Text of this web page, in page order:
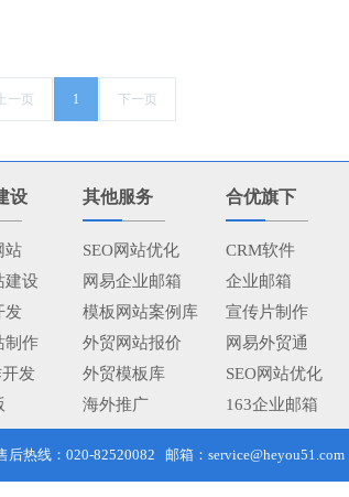
上一页 1 下一页
设
站
建设
发
制作
开发
其他服务
SEO网站优化
网易企业邮箱
模板网站案例库
外贸网站报价
外贸模板库
海外推广
合优旗下
CRM软件
企业邮箱
宣传片制作
网易外贸通
SEO网站优化
163企业邮箱
热线：020-82520082 邮箱：service@heyou51.com